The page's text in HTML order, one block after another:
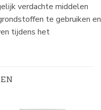
verdachte middelen
te gebruiken en
tijdens het